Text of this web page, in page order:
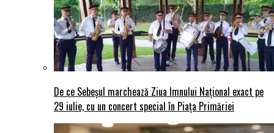
De ce Sebeșul marchează Ziua Imnului Național exact pe
29 iulie, cu un concert special în Piața Primăriei